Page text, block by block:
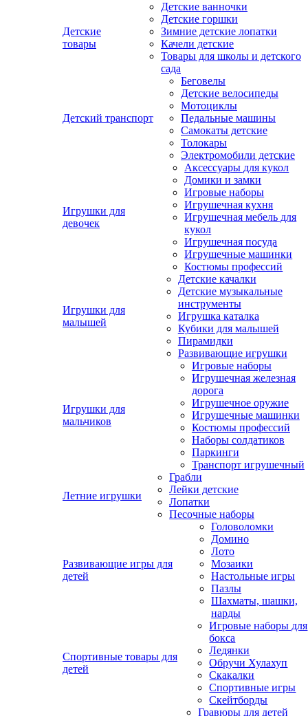
Детские
товары
Детские ванночки
Детские горшки
Зимние детские лопатки
Качели детские
Товары для школы и детского
сада
Детский транспорт
Беговелы
Детские велосипеды
Мотоциклы
Педальные машины
Самокаты детские
Толокары
Электромобили детские
Игрушки для
девочек
Аксессуары для кукол
Домики и замки
Игровые наборы
Игрушечная кухня
Игрушечная мебель для
кукол
Игрушечная посуда
Игрушечные машинки
Костюмы профессий
Игрушки для
малышей
Детские качалки
Детские музыкальные
инструменты
Игрушка каталка
Кубики для малышей
Пирамидки
Развивающие игрушки
Игрушки для
мальчиков
Игровые наборы
Игрушечная железная
дорога
Игрушечное оружие
Игрушечные машинки
Костюмы профессий
Наборы солдатиков
Паркинги
Транспорт игрушечный
Летние игрушки
Грабли
Лейки детские
Лопатки
Песочные наборы
Развивающие игры для
детей
Головоломки
Домино
Лото
Мозаики
Настольные игры
Пазлы
Шахматы, шашки,
нарды
Спортивные товары для
детей
Игровые наборы для
бокса
Ледянки
Обручи Хулахуп
Скакалки
Спортивные игры
Скейтборды
Гравюры для детей